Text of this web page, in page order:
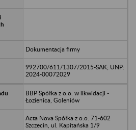
Dokumentacja firmy
992700/611/1307/2015-SAK; UNP:
2024-00072029
BBP Spółka z o.o. w likwidacji -
Łozienica, Goleniów
Acta Nova Spółka z o.o. 71-602
Szczecin, ul. Kapitańska 1/9